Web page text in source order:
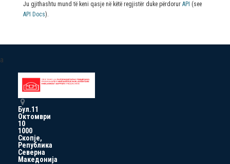
Ju gjithashtu mund të keni qasje në këtë regjistër duke përdorur API (see
API Docs).
a
Бул.11
Октомври
10
1000
Скопје,
Република
Северна
Македонија